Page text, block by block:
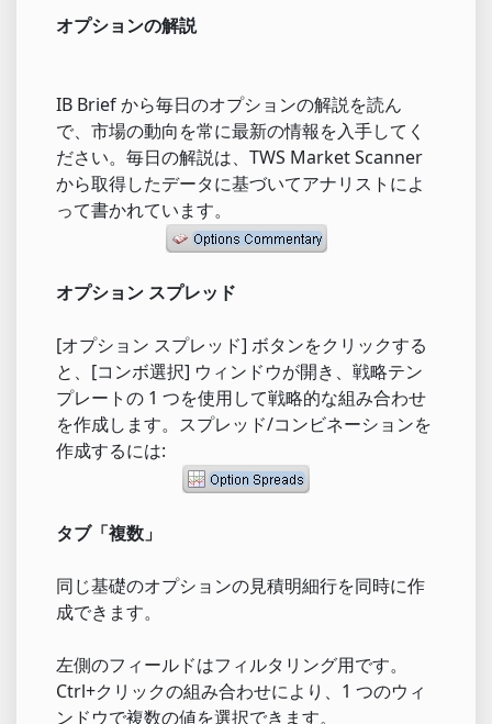
オプションの解説
IB Brief から毎日のオプションの解説を読ん
で、市場の動向を常に最新の情報を入手してく
ださい。毎日の解説は、TWS Market Scanner
から取得したデータに基づいてアナリストによ
って書かれています。
オプション スプレッド
[オプション スプレッド] ボタンをクリックする
と、[コンボ選択] ウィンドウが開き、戦略テン
プレートの 1 つを使用して戦略的な組み合わせ
を作成します。スプレッド/コンビネーションを
作成するには:
タブ「複数」
同じ基礎のオプションの見積明細行を同時に作
成できます。
左側のフィールドはフィルタリング用です。
Ctrl+クリックの組み合わせにより、1 つのウィ
ンドウで複数の値を選択できます。